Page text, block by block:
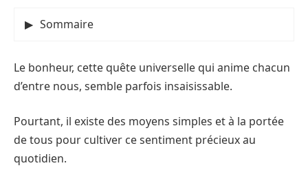
Sommaire
Le bonheur, cette quête universelle qui anime chacun
d’entre nous, semble parfois insaisissable.
Pourtant, il existe des moyens simples et à la portée
de tous pour cultiver ce sentiment précieux au
quotidien.